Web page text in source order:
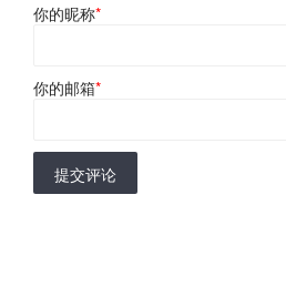
你的昵称*
你的邮箱*
提交评论